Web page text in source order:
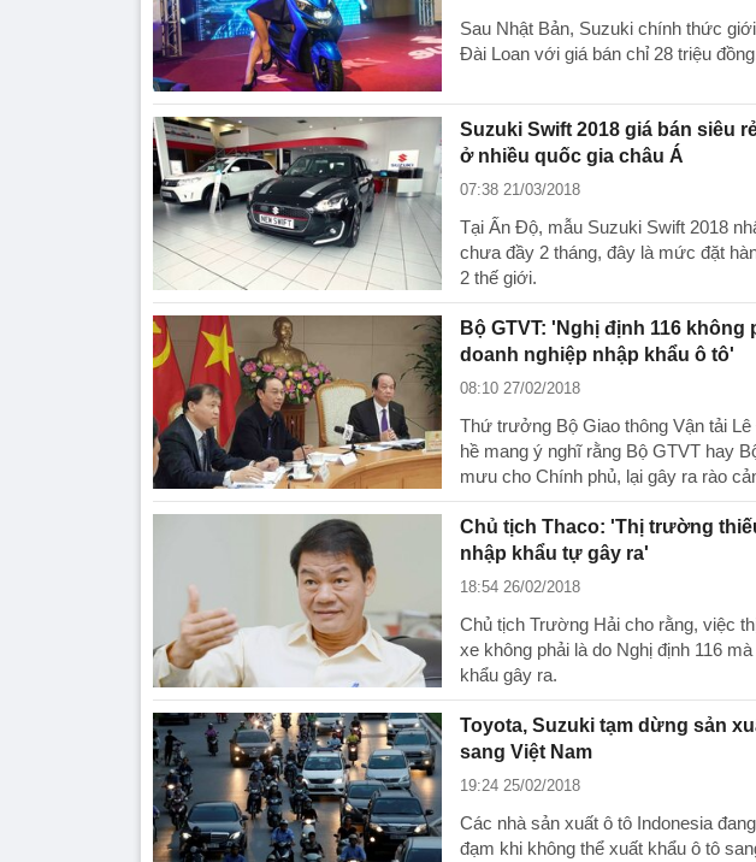
Sau Nhật Bản, Suzuki chính thức
Đài Loan với giá bán chỉ 28 triệu
Suzuki Swift 2018 giá bán siêu
ở nhiều quốc gia châu Á
07:38 21/03/2018
Tại Ấn Độ, mẫu Suzuki Swift 2018
chưa đầy 2 tháng, đây là mức đặt
2 thế giới.
Bộ GTVT: 'Nghị định 116
doanh nghiệp nhập khẩu ô tô'
08:10 27/02/2018
Thứ trưởng Bộ Giao thông Vận tải
hề mang ý nghĩ rằng Bộ GTVT hay
mưu cho Chính phủ, lại gây ra rào
Chủ tịch Thaco: 'Thị trường
nhập khẩu tự gây ra'
18:54 26/02/2018
Chủ tịch Trường Hải cho rằng, việc
xe không phải là do Nghị định 116
khẩu gây ra.
Toyota, Suzuki tạm dừng sản
sang Việt Nam
19:24 25/02/2018
Các nhà sản xuất ô tô Indonesia
đạm khi không thể xuất khẩu ô tô